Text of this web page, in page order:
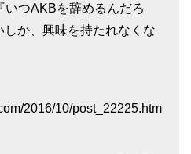
いつAKBを辞めるんだろ
しか、興味を持たれなくな
2016/10/post_22225.htm